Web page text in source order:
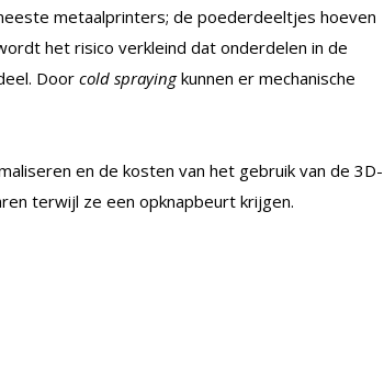
metaalprinters; de poederdeeltjes hoeven
het risico verkleind dat onderdelen in de
Door cold sprayingkunnen er mechanische
en de kosten van het gebruik van de 3D-
terwijl ze een opknapbeurt krijgen.